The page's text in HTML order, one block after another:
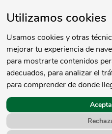
Utilizamos cookies
Usamos cookies y otras
mejorar tu experiencia de
para mostrarte contenidos
adecuados, para analizar el
para comprender de donde
Lunes a Viernes: 9:00 a 20:30
696 816 202
info@clinicabisheimer.com
Redes Sociales